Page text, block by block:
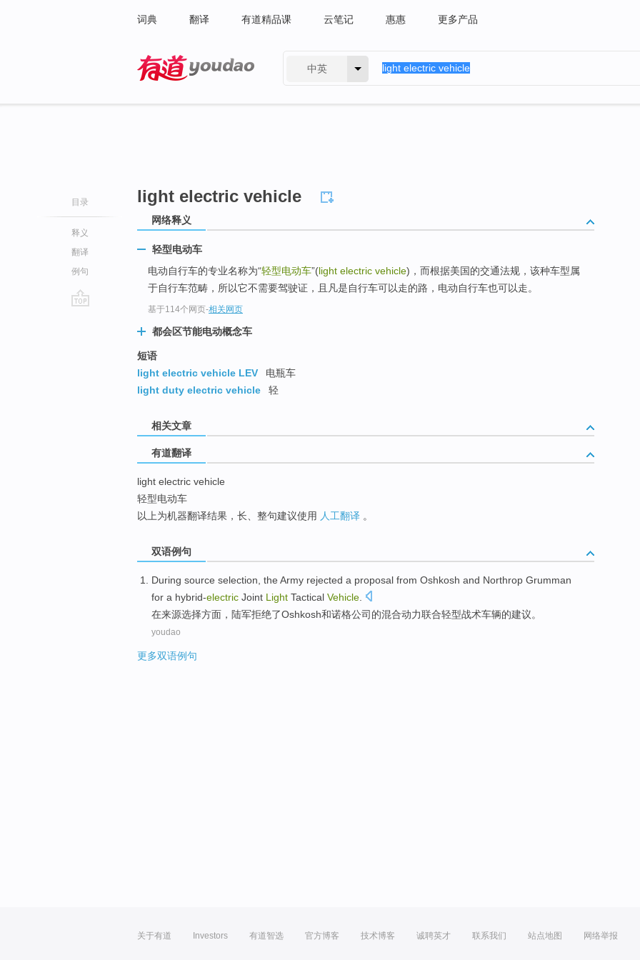
词典 翻译 有道精品课 云笔记 惠惠 更多产品
中英
目录
释义
翻译
例句
light electric vehicle
网络释义
轻型电动车
电动自行车的专业名称为“轻型电动车”(light electric vehicle)，而根据美国的交通法规，该种车型属
于自行车范畴，所以它不需要驾驶证，且凡是自行车可以走的路，电动自行车也可以走。
基于114个网页-相关网页
都会区节能电动概念车
短语
light electric vehicle LEV
电瓶车
light duty electric vehicle
轻
相关文章
有道翻译
light electric vehicle
轻型电动车
以上为机器翻译结果，长、整句建议使用 人工翻译 。
双语例句
During source selection the Army rejected a proposal from Oshkosh and Northrop Grumman
for a hybrid-electric Joint Light Tactical Vehicle
在来源选择方面 ， 陆军拒绝了Oshkosh和诺格公司的混合动力联合轻型战术车辆的建议。
youdao
更多双语例句
关于有道 Investors 有道智选 官方博客 技术博客 诚聘英才 联系我们 站点地图 网络举报